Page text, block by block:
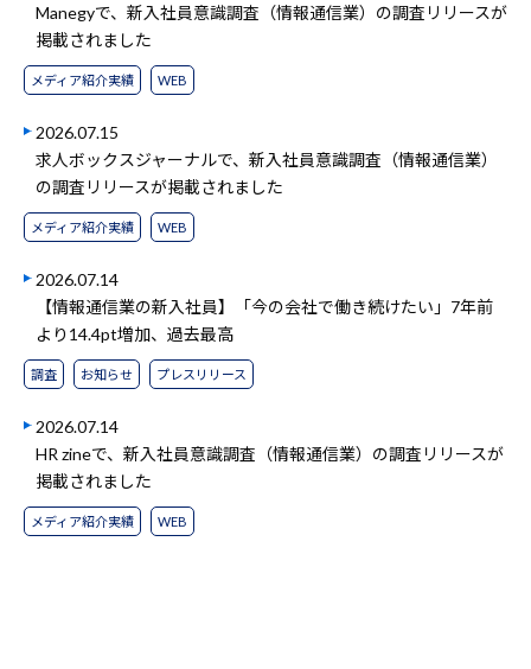
Manegyで、新入社員意識調査（情報通信業）の調査リリースが
掲載されました
メディア紹介実績 WEB
2026.07.15
求人ボックスジャーナルで、新入社員意識調査（情報通信業）
の調査リリースが掲載されました
メディア紹介実績 WEB
2026.07.14
【情報通信業の新入社員】「今の会社で働き続けたい」7年前
より14.4pt増加、過去最高
調査 お知らせ プレスリリース
2026.07.14
HR zineで、新入社員意識調査（情報通信業）の調査リリースが
掲載されました
メディア紹介実績 WEB